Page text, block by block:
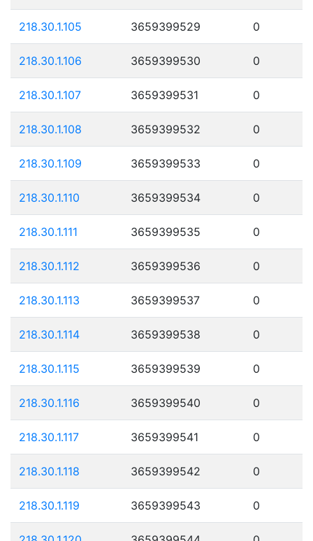
218.30.1.105 3659399529 0
218.30.1.106 3659399530 0
218.30.1.107 3659399531 0
218.30.1.108 3659399532 0
218.30.1.109 3659399533 0
218.30.1.110 3659399534 0
218.30.1.111 3659399535 0
218.30.1.112 3659399536 0
218.30.1.113 3659399537 0
218.30.1.114 3659399538 0
218.30.1.115 3659399539 0
218.30.1.116 3659399540 0
218.30.1.117 3659399541 0
218.30.1.118 3659399542 0
218.30.1.119 3659399543 0